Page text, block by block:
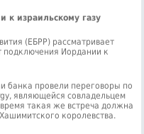
к израильскому газу
(ЕБРР) рассматривает
подключения Иордании к
банка провели переговоры по
являющейся совладельцем
такая же встреча должна
королевства.